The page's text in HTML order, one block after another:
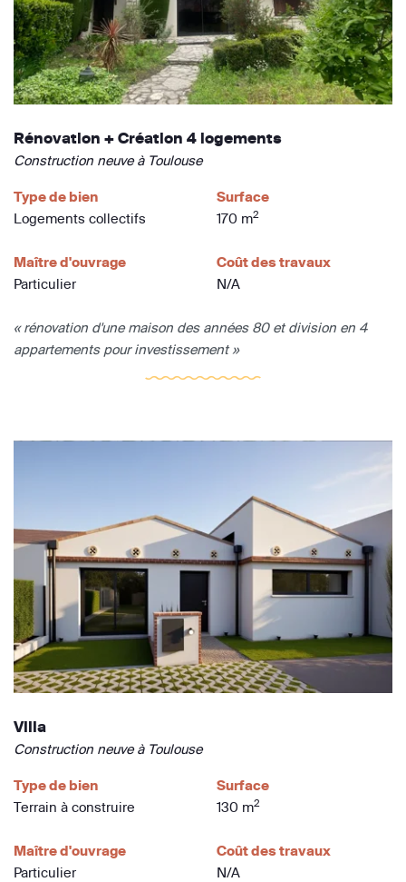
Rénovation + Création 4 logements
Construction neuve à Toulouse
Type de bien
Logements collectifs
Surface
170 m2
Maître d'ouvrage
Particulier
Coût des travaux
N/A
« rénovation d'une maison des années 80 et division en 4
appartements pour investissement »
Villa
Construction neuve à Toulouse
Type de bien
Terrain à construire
Surface
130 m2
Maître d'ouvrage
Particulier
Coût des travaux
N/A